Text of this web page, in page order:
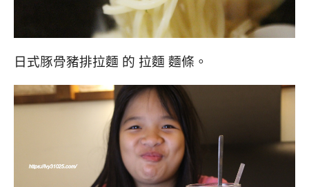
日式豚骨豬排拉麵 的 拉麵 麵條。